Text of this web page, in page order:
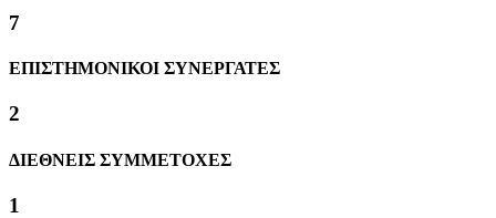
7
ΕΠΙΣΤΗΜΟΝΙΚΟΙ ΣΥΝΕΡΓΑΤΕΣ
2
ΔΙΕΘΝΕΙΣ ΣΥΜΜΕΤΟΧΕΣ
1